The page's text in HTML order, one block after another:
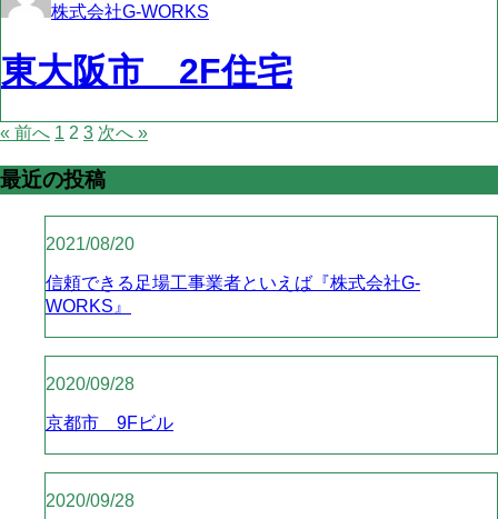
株式会社G-WORKS
東大阪市 2F住宅
« 前へ 1 2 3 次へ »
最近の投稿
2021/08/20
信頼できる足場工事業者といえば『株式会社G-
WORKS』
2020/09/28
京都市 9Fビル
2020/09/28